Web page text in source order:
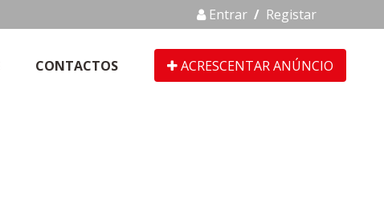
Entrar / Registar
CONTACTOS ACRESCENTAR ANÚNCIO